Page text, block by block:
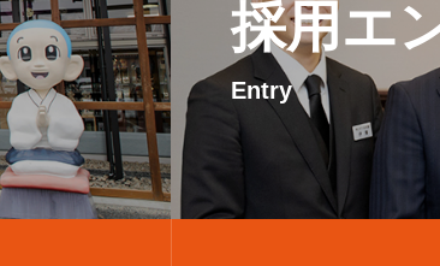
採用エ
Entry